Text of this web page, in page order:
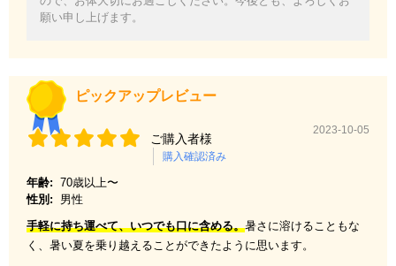
願い申し上げます。
ピックアップレビュー
ご購入者様
購入確認済み
2023-10-05
年齢: 70歳以上〜
性別:
男性
手軽に持ち運べて、いつでも口に含める。暑さに溶けることもな
く、暑い夏を乗り越えることができたように思います。